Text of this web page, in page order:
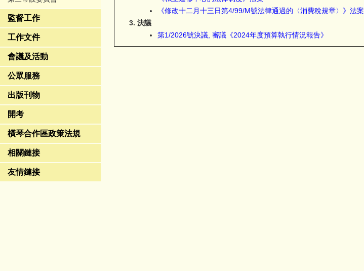
監督工作
工作文件
會議及活動
公眾服務
出版刊物
開考
橫琴合作區政策法規
相關鏈接
友情鏈接
《修改十二月十三日第4/99/M號法律通過的〈消費稅規章〉》法案
決議
第1/2026號決議, 審議《2024年度預算執行情況報告》